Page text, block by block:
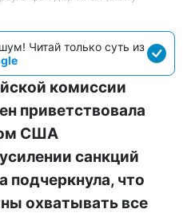
Читай только суть из
комиссии
приветствовала
США
санкций
подчеркнула, что
охватывать все